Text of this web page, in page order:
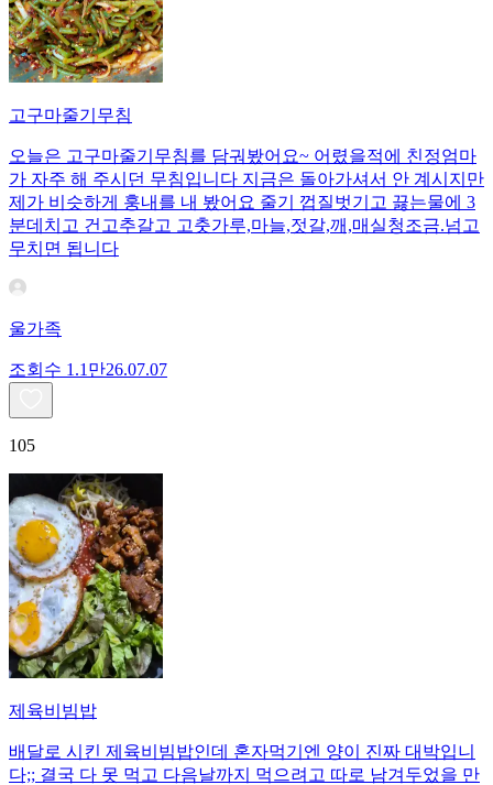
고구마줄기무침
오늘은 고구마줄기무침를 담궈봤어요~ 어렸을적에 친정엄마
가 자주 해 주시던 무침입니다 지금은 돌아가셔서 안 계시지만
제가 비슷하게 훙내를 내 봤어요 줄기 껍질벗기고 끓는물에 3
분데치고 건고추갈고 고춧가루,마늘,젓갈,깨,매실청조금.넘고
무치면 됩니다
울가족
조회수 1.1만26.07.07
105
제육비빔밥
배달로 시킨 제육비빔밥인데 혼자먹기엔 양이 진짜 대박입니
다;; 결국 다 못 먹고 다음날까지 먹으려고 따로 남겨두었을 만